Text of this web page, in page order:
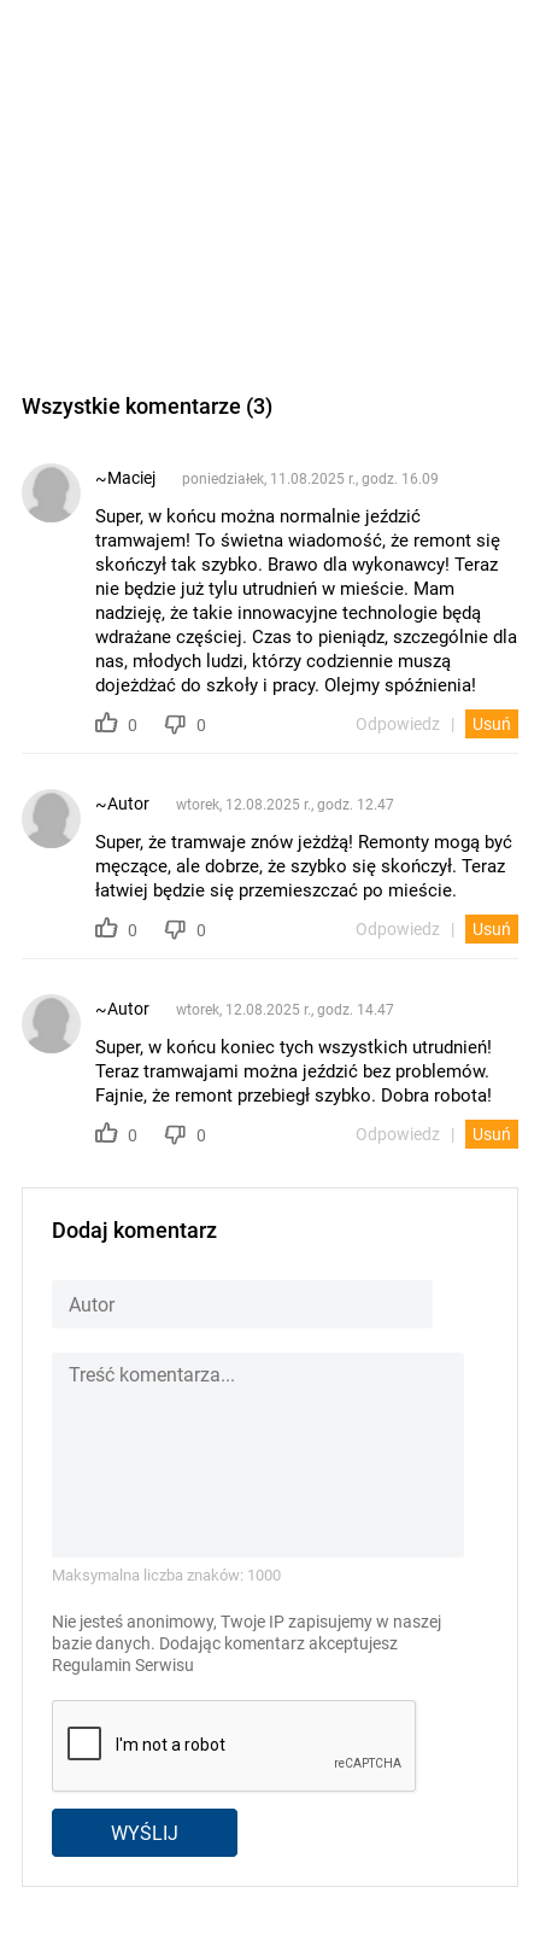
Wszystkie komentarze (3)
~Maciej poniedziałek, 11.08.2025 r., godz. 16.09
Super, w końcu można normalnie jeździć
tramwajem! To świetna wiadomość, że remont się
skończył tak szybko. Brawo dla wykonawcy! Teraz
nie będzie już tylu utrudnień w mieście. Mam
nadzieję, że takie innowacyjne technologie będą
wdrażane częściej. Czas to pieniądz, szczególnie dla
nas, młodych ludzi, którzy codziennie muszą
dojeżdżać do szkoły i pracy. Olejmy spóźnienia!
0 0 Odpowiedz Usuń
~Autor wtorek, 12.08.2025 r., godz. 12.47
Super, że tramwaje znów jeżdżą! Remonty mogą być
męczące, ale dobrze, że szybko się skończył. Teraz
łatwiej będzie się przemieszczać po mieście.
0 0 Odpowiedz Usuń
~Autor wtorek, 12.08.2025 r., godz. 14.47
Super, w końcu koniec tych wszystkich utrudnień!
Teraz tramwajami można jeździć bez problemów.
Fajnie, że remont przebiegł szybko. Dobra robota!
0 0 Odpowiedz Usuń
Dodaj komentarz
Maksymalna liczba znaków: 1000
Nie jesteś anonimowy, Twoje IP zapisujemy w naszej
bazie danych. Dodając komentarz akceptujesz
Regulamin Serwisu
WYŚLIJ